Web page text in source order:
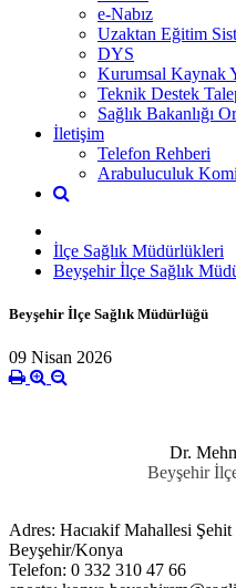
e-Nabız
Uzaktan Eğitim
DYS
Kurumsal Kaynak
Teknik Destek
Sağlık Bakanlığı
İletişim
Telefon Rehberi
Arabuluculuk
İlçe Sağlık Müdürlükleri
Beyşehir İlçe Sağlık
Beyşehir İlçe Sağlık Müdürlüğü
09 Nisan 2026
Dr.
Beyşehir
Adres: Hacıakif Mahallesi
Beyşehir/Konya
Telefon: 0 332 310 47 66